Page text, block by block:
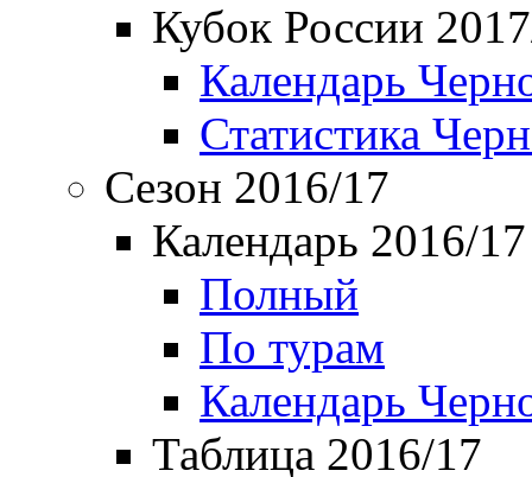
Кубок России
Календарь
Статистика
Сезон 2016/17
Календарь 2016/17
Полный
По турам
Календарь
Таблица 2016/17